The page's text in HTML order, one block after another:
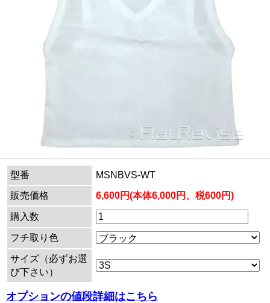
型番
MSNBVS-WT
販売価格
6,600円(本体6,000円、税600円)
購入数
フチ取り色
サイズ（必ずお選
び下さい）
オプションの値段詳細はこちら